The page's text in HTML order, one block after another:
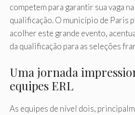
competem para garantir sua vaga
qualificação. O município de Paris
acolher este grande evento,
da qualificação para as seleções
Uma jornada
equipes ERL
As equipes de nível dois,